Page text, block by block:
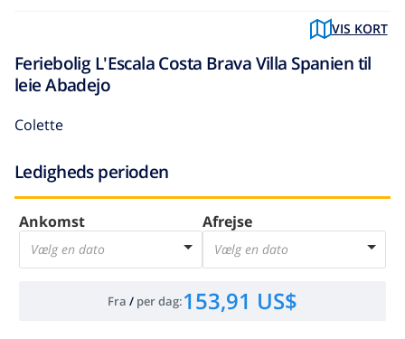
VIS KORT
Feriebolig L'Escala Costa Brava Villa Spanien til
leie Abadejo
Colette
Ledigheds perioden
Ankomst
Vælg en dato
Afrejse
Vælg en dato
Fra / per dag:153,91 US$